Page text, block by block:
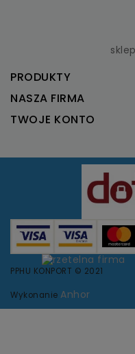
PRODUKTY
NASZA FIRMA
TWOJE KONTO
PPHU KONPORT © 2021
Wykonanie Anhor